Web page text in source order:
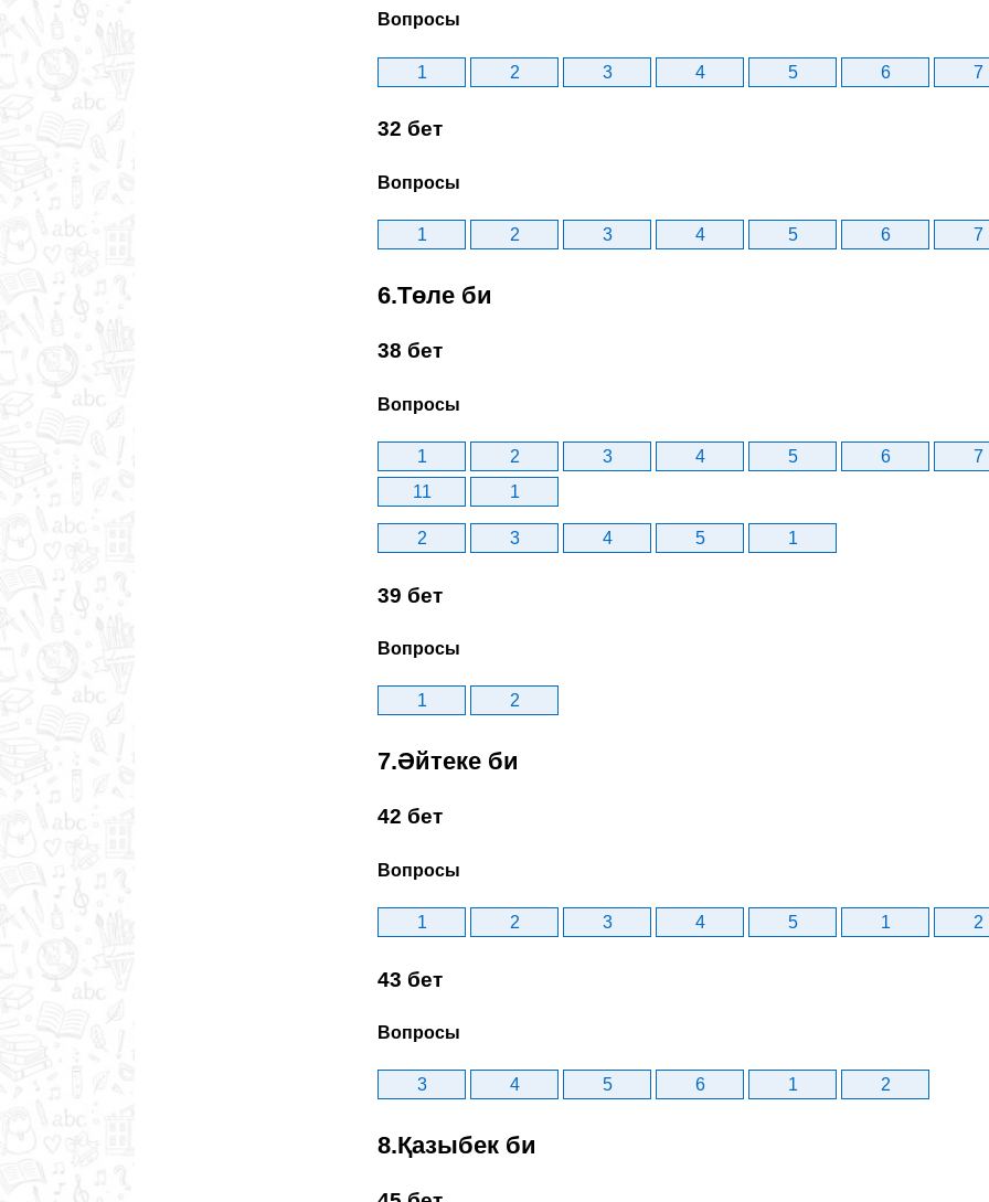
Вопросы
1 2 3 4 5 6 7
32 бет
Вопросы
1 2 3 4 5 6 7
6.Төле би
38 бет
Вопросы
1 2 3 4 5 6
7
11
1
2 3 4 5 1
39 бет
Вопросы
1 2
7.Әйтеке би
42 бет
Вопросы
1 2 3 4 5 1 2
43 бет
Вопросы
3 4 5 6 1 2
8.Қазыбек би